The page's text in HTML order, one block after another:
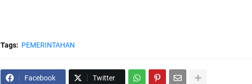
Tags: PEMERINTAHAN
Facebook Twitter